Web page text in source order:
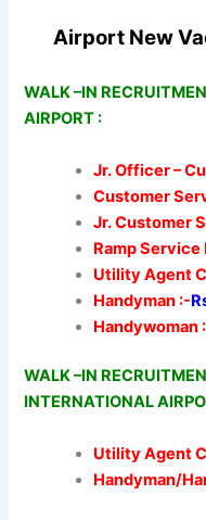
Airport New
WALK –IN
AIRPORT :
Jr. Officer –
Customer
Jr. Customer
Ramp
Utility Agent
Handyman :-
Handywoman
WALK –IN
INTERNATIONAL
Utility Agent
Handyman/